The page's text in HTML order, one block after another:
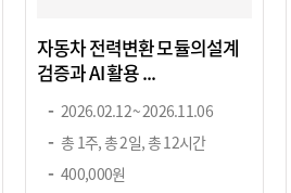
자동차 전력변환 모듈의설계
검증과 AI 활용 ...
2026.02.12 ~ 2026.11.06
총 1주, 총 2일, 총 12시간
400,000원